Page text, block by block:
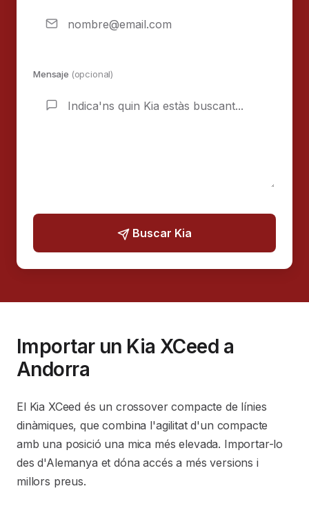
Mensaje (opcional)
Buscar Kia
Importar un Kia XCeed a
Andorra
El Kia XCeed és un crossover compacte de línies
dinàmiques, que combina l'agilitat d'un compacte
amb una posició una mica més elevada. Importar-lo
des d'Alemanya et dóna accés a més versions i
millors preus.